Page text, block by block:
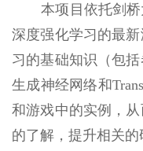
本项目依托剑
深度强化学习的最
习的基础知识（包
生成神经网络和
和游戏中的实例，
的了解，提升相关的